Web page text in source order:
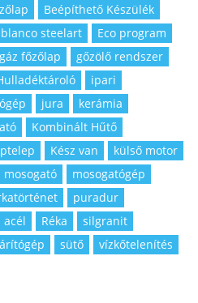
Beépíthető Készülék
blanco steelart
Eco program
gáz főzőlap
gőzölő rendszer
ipari
jura
kerámia
Kombinált Hűtő
Kész van
külső motor
mosogató
mosogatógép
puradur
acél Réka
silgranit
sütő
vízkőtelenítés